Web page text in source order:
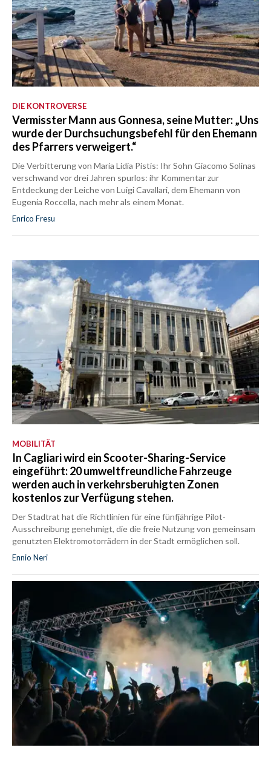
DIE KONTROVERSE
Vermisster Mann aus Gonnesa, seine Mutter: „Uns
wurde der Durchsuchungsbefehl für den Ehemann
des Pfarrers verweigert.“
Die Verbitterung von Maria Lidia Pistis: Ihr Sohn Giacomo Solinas
verschwand vor drei Jahren spurlos: ihr Kommentar zur
Entdeckung der Leiche von Luigi Cavallari, dem Ehemann von
Eugenia Roccella, nach mehr als einem Monat.
Enrico Fresu
MOBILITÄT
In Cagliari wird ein Scooter-Sharing-Service
eingeführt: 20 umweltfreundliche Fahrzeuge
werden auch in verkehrsberuhigten Zonen
kostenlos zur Verfügung stehen.
Der Stadtrat hat die Richtlinien für eine fünfjährige Pilot-
Ausschreibung genehmigt, die die freie Nutzung von gemeinsam
genutzten Elektromotorrädern in der Stadt ermöglichen soll.
Ennio Neri